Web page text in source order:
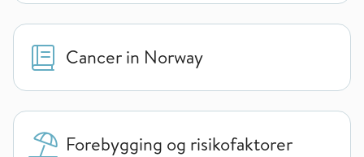
Cancer in Norway
Forebygging og risikofaktorer